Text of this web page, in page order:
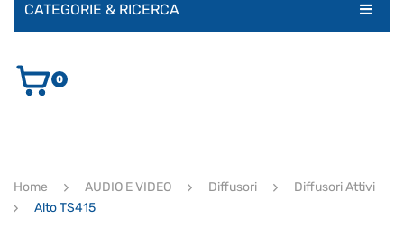
CATEGORIE & RICERCA
AUDIO E VIDEO
ULTIMI ARRIVI
0
Home AUDIO E VIDEO Diffusori
Diffusori Attivi
Alto TS415